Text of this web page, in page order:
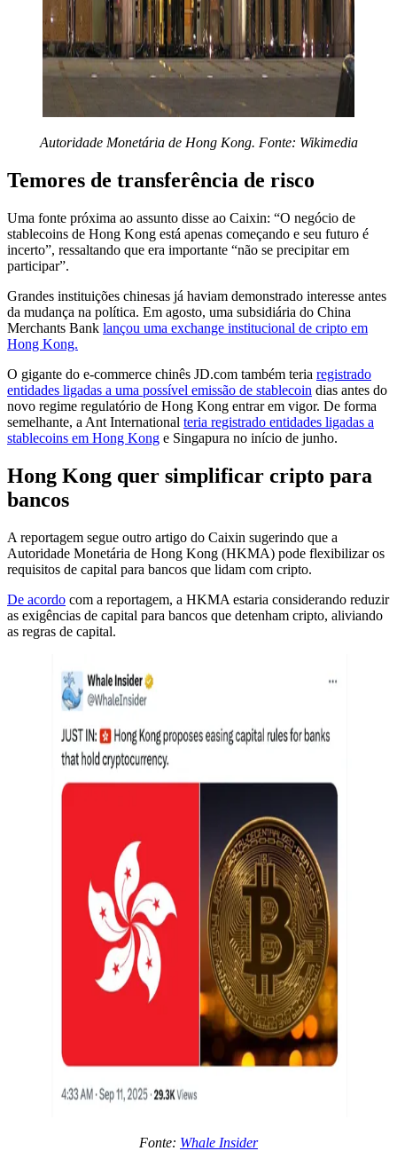
Autoridade Monetária de Hong Kong. Fonte: Wikimedia
Temores de transferência de risco
Uma fonte próxima ao assunto disse ao Caixin: “O negócio de
stablecoins de Hong Kong está apenas começando e seu futuro é
incerto”, ressaltando que era importante “não se precipitar em
participar”.
Grandes instituições chinesas já haviam demonstrado interesse antes
da mudança na política. Em agosto, uma subsidiária do China
Merchants Bank lançou uma exchange institucional de cripto em
Hong Kong.
O gigante do e-commerce chinês JD.com também teria registrado
entidades ligadas a uma possível emissão de stablecoin dias antes do
novo regime regulatório de Hong Kong entrar em vigor. De forma
semelhante, a Ant International teria registrado entidades ligadas a
stablecoins em Hong Kong e Singapura no início de junho.
Hong Kong quer simplificar cripto para
bancos
A reportagem segue outro artigo do Caixin sugerindo que a
Autoridade Monetária de Hong Kong (HKMA) pode flexibilizar os
requisitos de capital para bancos que lidam com cripto.
De acordo com a reportagem, a HKMA estaria considerando reduzir
as exigências de capital para bancos que detenham cripto, aliviando
as regras de capital.
Fonte: Whale Insider